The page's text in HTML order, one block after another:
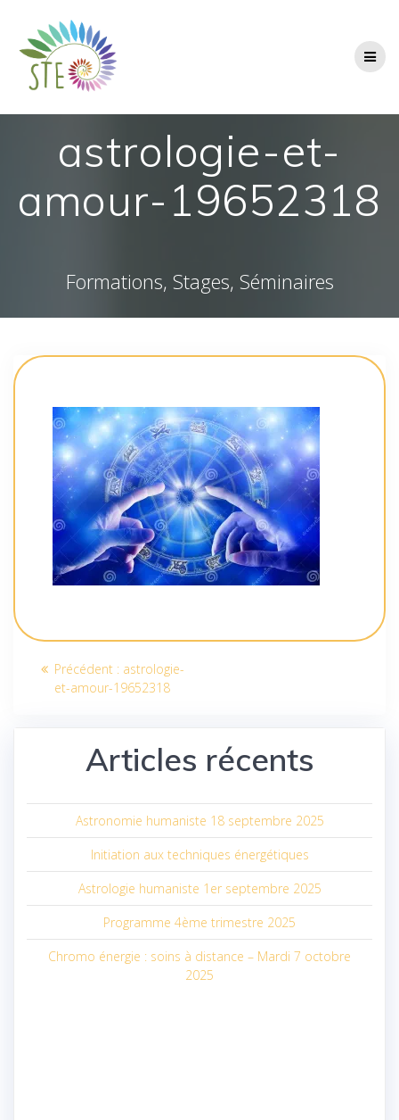
astrologie-et-
amour-19652318
Formations, Stages, Séminaires
Navigation
Précédent : Article
précédent
astrologie-
et-amour-19652318
Articles récents
Astronomie humaniste 18 septembre 2025
Initiation aux techniques énergétiques
Astrologie humaniste 1er septembre 2025
Programme 4ème trimestre 2025
Chromo énergie : soins à distance – Mardi 7 octobre
2025